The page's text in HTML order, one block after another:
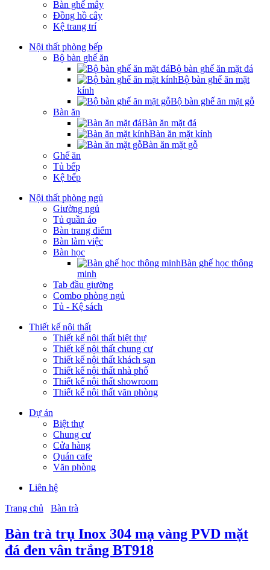
Bàn ghế mây
Đồng hồ cây
Kệ trang trí
Nội thất phòng bếp
Bộ bàn ghế ăn
Bộ bàn ghế ăn mặt đá
Bộ bàn ghế ăn mặt
kính
Bộ bàn ghế ăn mặt gỗ
Bàn ăn
Bàn ăn mặt đá
Bàn ăn mặt kính
Bàn ăn mặt gỗ
Ghế ăn
Tủ bếp
Kệ bếp
Nội thất phòng ngủ
Giường ngủ
Tủ quần áo
Bàn trang điểm
Bàn làm việc
Bàn học
Bàn ghế học thông
minh
Tab đầu giường
Combo phòng ngủ
Tủ - Kệ sách
Thiết kế nội thất
Thiết kế nội thất biệt thự
Thiết kế nội thất chung cư
Thiết kế nội thất khách sạn
Thiết kế nội thất nhà phố
Thiết kế nội thất showroom
Thiết kế nội thất văn phòng
Dự án
Biệt thự
Chung cư
Cửa hàng
Quán cafe
Văn phòng
Liên hệ
Trang chủ
Bàn trà
Bàn trà trụ Inox 304 mạ vàng PVD mặt
đá đen vân trắng BT918